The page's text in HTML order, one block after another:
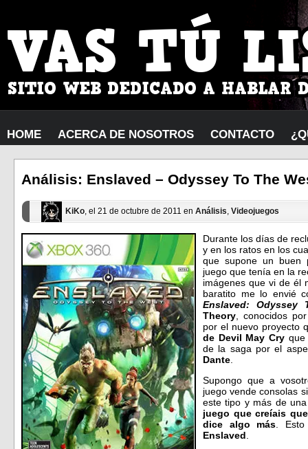
HOME ACERCA DE NOSOTROS CONTACTO
Análisis: Enslaved – Odyssey To The
KiKo, el 21 de octubre de 2011 en Análisis, Videojuegos
Durante los días de
y en los ratos en los
que supone un buen
juego que tenía en la
imágenes que vi de él
baratito me lo envié
Enslaved: Odyssey
Theory , conocidos
por el nuevo proyecto
de Devil May Cry que
de la saga por el
Dante
Supongo que a
juego vende consolas
este tipo y más de
juego que creíais
dice algo más .
Enslaved